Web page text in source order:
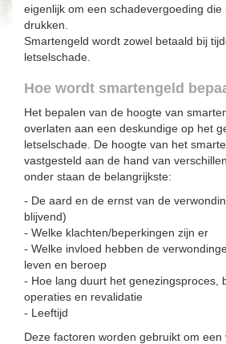
eigenlijk om een schadevergoeding
drukken.
Smartengeld wordt zowel betaald bij
letselschade.
Hoe wordt smartengeld
Het bepalen van de hoogte van
overlaten aan een deskundige op het
letselschade. De hoogte van het
vastgesteld aan de hand van
onder staan de belangrijkste:
- De aard en de ernst van de
blijvend)
- Welke klachten/beperkingen zijn er
- Welke invloed hebben de
leven en beroep
- Hoe lang duurt het genezingsproces,
operaties en revalidatie
- Leeftijd
Deze factoren worden gebruikt om een